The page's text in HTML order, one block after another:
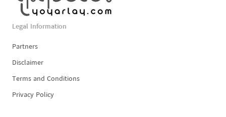
Legal Information
Partners
Disclaimer
Terms and Conditions
Privacy Policy